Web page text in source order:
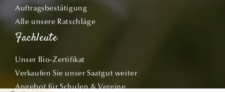
Auftragsbestätigung
Alle unsere Ratschläge
Fachleute
Unser Bio-Zertifikat
Verkaufen Sie unser Saatgut weiter
Angebot für Schulen & Vereine